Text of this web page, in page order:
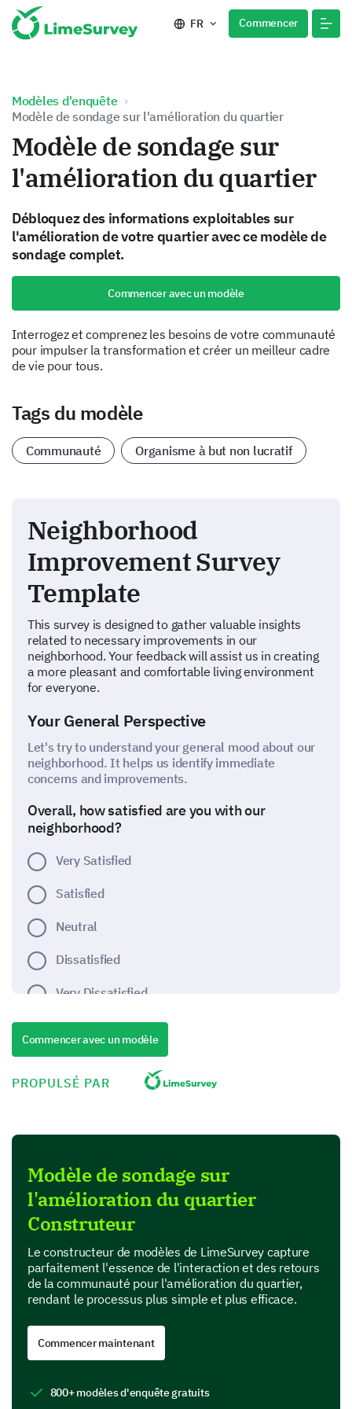
FR Commencer
Modèles d'enquête
Modèle de sondage sur l'amélioration du quartier
Modèle de sondage sur
l'amélioration du quartier
Débloquez des informations exploitables sur
l'amélioration de votre quartier avec ce modèle de
sondage complet.
Commencer avec un modèle
Interrogez et comprenez les besoins de votre communauté
pour impulser la transformation et créer un meilleur cadre
de vie pour tous.
Tags du modèle
Communauté Organisme à but non lucratif
Neighborhood
Improvement Survey
Template
This survey is designed to gather valuable insights
related to necessary improvements in our
neighborhood. Your feedback will assist us in creating
a more pleasant and comfortable living environment
for everyone.
Your General Perspective
Let's try to understand your general mood about our
neighborhood. It helps us identify immediate
concerns and improvements.
Overall, how satisfied are you with our
neighborhood?
Very Satisfied
Satisfied
Neutral
Dissatisfied
Very Dissatisfied
Safety and Security in the Neighborhood
Let's focus on the all-important issue of safety and
security. Your insights will guide us in creating a safer
Please rate your level of agreement regarding
neighborhood (where 1 is very unsatisfied, and
5 is very satisfied).
Street lights are sufficient
There's an effective neighborhood watch
Law enforcement presence is satisfactory
Commencer avec un modèle
PROPULSÉ PAR
Modèle de sondage sur
l'amélioration du quartier
Construteur
Le constructeur de modèles de LimeSurvey capture
parfaitement l'essence de l'interaction et des retours
de la communauté pour l'amélioration du quartier,
rendant le processus plus simple et plus efficace.
Commencer maintenant
800+ modèles d'enquête gratuits